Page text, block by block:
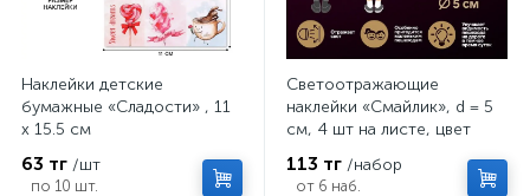
Наклейки детские
бумажные «Сладости» , 11
х 15.5 см
63 тг /шт
по 10 шт.
Светоотражающие
наклейки «Смайлик», d = 5
см, 4 шт на листе, цвет
113 тг /набор
от 6 наб.